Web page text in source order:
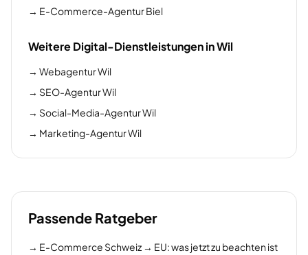
→ E-Commerce-Agentur Biel
Weitere Digital-Dienstleistungen in Wil
→ Webagentur Wil
→ SEO-Agentur Wil
→ Social-Media-Agentur Wil
→ Marketing-Agentur Wil
Passende Ratgeber
→ E-Commerce Schweiz → EU: was jetzt zu beachten ist